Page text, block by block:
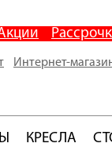
Интернет-
КРЕСЛА